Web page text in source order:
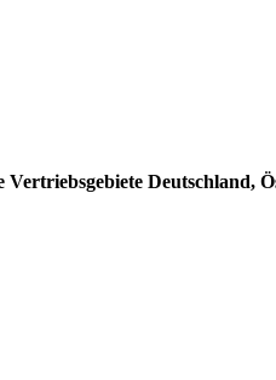
Deutschland,